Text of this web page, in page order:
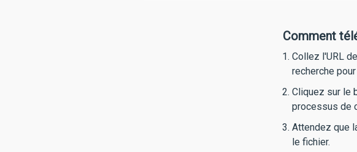
Comment
Collez l'URL
recherche
Cliquez sur le
processus de
Attendez que
le fichier.